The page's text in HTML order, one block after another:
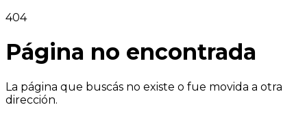
404
Página no encontrada
La página que buscás no existe o fue movida a otra
dirección.